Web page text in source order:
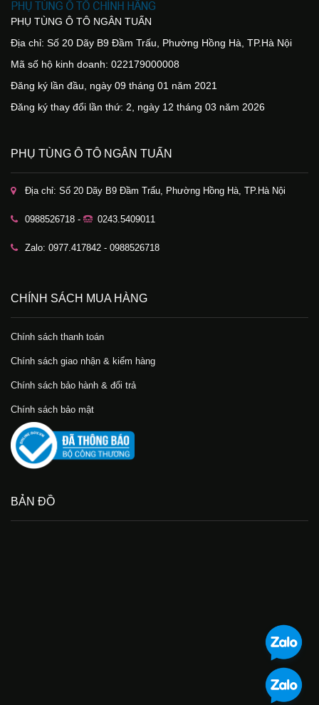
PHỤ TÙNG Ô TÔ NGÂN TUẤN
Địa chỉ: Số 20 Dãy B9 Đầm Trấu, Phường Hồng Hà, TP.Hà Nội
Mã số hộ kinh doanh: 022179000008
Đăng ký lần đầu, ngày 09 tháng 01 năm 2021
Đăng ký thay đổi lần thứ: 2, ngày 12 tháng 03 năm 2026
PHỤ TÙNG Ô TÔ NGÂN TUẤN
Địa chỉ: Số 20 Dãy B9 Đầm Trấu, Phường Hồng Hà, TP.Hà Nội
0988526718 - 0243.5409011
Zalo: 0977.417842 - 0988526718
CHÍNH SÁCH MUA HÀNG
Chính sách thanh toán
Chính sách giao nhận & kiểm hàng
Chính sách bảo hành & đổi trả
Chính sách bảo mật
BẢN ĐỒ